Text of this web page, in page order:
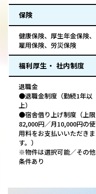
保険
健康保険、厚生年金保険、
雇用保険、労災保険
福利厚生・ 社内制度
退職金
●退職金制度（勤続1年以
上）
●宿舎借り上げ制度（上限
82,000円／月10,000円の使
用料をお支払いいただきま
す。）
※物件は選択可能／その他
条件あり